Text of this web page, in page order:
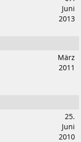
Juni
2013
März
2011
25.
Juni
2010